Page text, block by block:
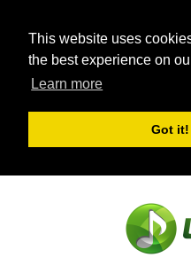
This website uses
the best experience on
Learn more
Got it!